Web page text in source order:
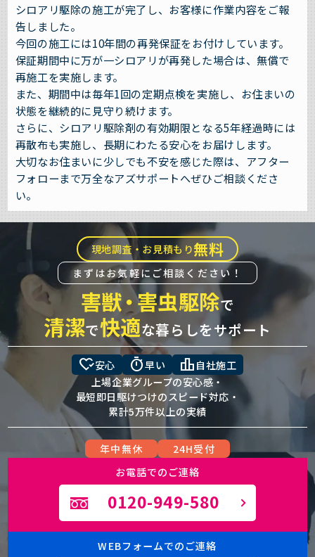
シロアリ駆除の施工が完了し、お客様に作業内容をご報
告しました。
今回の施工には10年間の再発保証をお付けしています。
保証期間中に万が一シロアリが再発した場合は、無償で
再施工を実施します。
また、期間中は毎年1回の定期点検を実施し、お住まいの
状態を継続的に見守り続けます。
さらに、シロアリ駆除剤の有効期限となる5年経過時には
再散布も実施し、長期にわたる安心をお届けします。
大切なお住まいに少しでも不安を感じた際は、アフター
フォローまで万全なアズサポートへぜひご相談くださ
い。
現地調査・お見積もり無料
まずはお気軽にご相談ください！
害獣・害虫駆除で
清潔で快適な暮らしをサポート
heart_check安心 timer早い leaderboard 自社施工
上場企業グループの安心感・
最短即日駆けつけのスピード対応・
累計5万件以上の実績
年中無休
24H受付
お電話でのご連絡
0120-949-580
WEBフォームでのご連絡